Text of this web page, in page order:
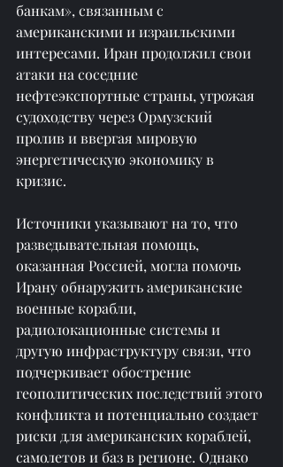
банкам», связанным с
американскими и израильскими
интересами. Иран продолжил свои
атаки на соседние
нефтеэкспортные страны, угрожая
судоходству через Ормузский
пролив и ввергая мировую
энергетическую экономику в
кризис.
Источники указывают на то, что
разведывательная помощь,
оказанная Россией, могла помочь
Ирану обнаружить американские
военные корабли,
радиолокационные системы и
другую инфраструктуру связи, что
подчеркивает обострение
геополитических последствий этого
конфликта и потенциально создает
риски для американских кораблей,
самолетов и баз в регионе. Однако